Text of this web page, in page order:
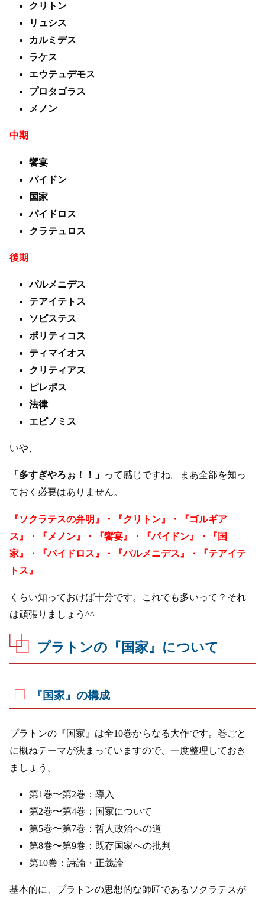
クリトン
リュシス
カルミデス
ラケス
エウテュデモス
プロタゴラス
メノン
中期
饗宴
パイドン
国家
パイドロス
クラテュロス
後期
パルメニデス
テアイテトス
ソピステス
ポリティコス
ティマイオス
クリティアス
ピレポス
法律
エピノミス
いや、
「多すぎやろぉ！！」 って感じですね。まあ全部を知っ
ておく必要はありません。
『ソクラテスの弁明』・『クリトン』・『ゴルギア
ス』・『メノン』・『饗宴』・『パイドン』・『国
家』・『パイドロス』・『パルメニデス』・『テアイテ
トス』
くらい知っておけば十分です。これでも多いって？それ
は頑張りましょう^^
プラトンの『国家』について
『国家』の構成
プラトンの『国家』は全10巻からなる大作です。巻ごと
に概ねテーマが決まっていますので、一度整理しておき
ましょう。
第1巻〜第2巻：導入
第2巻〜第4巻：国家について
第5巻〜第7巻：哲人政治への道
第8巻〜第9巻：既存国家への批判
第10巻：詩論・正義論
基本的に、プラトンの思想的な師匠であるソクラテスが